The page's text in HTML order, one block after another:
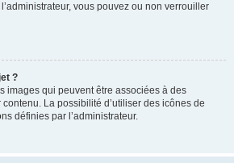
vous pouvez ou non verrouiller
?
images qui peuvent être associées à des
La possibilité d’utiliser des icônes de
définies par l’administrateur.